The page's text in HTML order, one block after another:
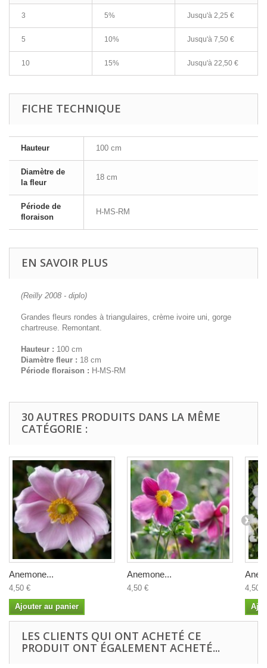
3 5% Jusqu'à 2,25 €
5 10% Jusqu'à 7,50 €
10 15% Jusqu'à 22,50 €
FICHE TECHNIQUE
Hauteur 100 cm
Diamètre de
la fleur
18 cm
Période de
floraison
H-MS-RM
EN SAVOIR PLUS
(Reilly 2008 - diplo)
Grandes fleurs rondes à triangulaires, crème ivoire uni, gorge
chartreuse. Remontant.
Hauteur : 100 cm
Diamètre fleur : 18 cm
Période floraison : H-MS-RM
30 AUTRES PRODUITS DANS LA MÊME
CATÉGORIE :
Anemone...
4,50 €
Ajouter au panier
Anemone...
4,50 € 4,50 €
LES CLIENTS QUI ONT ACHETÉ CE
PRODUIT ONT ÉGALEMENT ACHETÉ...